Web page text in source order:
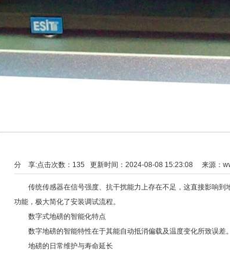
点击次数： 135 更新时间：2024-08-08 15:23:08 来源：
分 享:
传统传感器在信号强度、抗干扰能力上存在不足，这直接影响到
功能，极大简化了安装调试流程。
数字式地磅的智能化特点
数字地磅的智能特性在于其能自动抵消偏载及温度变化所致误差
地磅的日常维护与寿命延长